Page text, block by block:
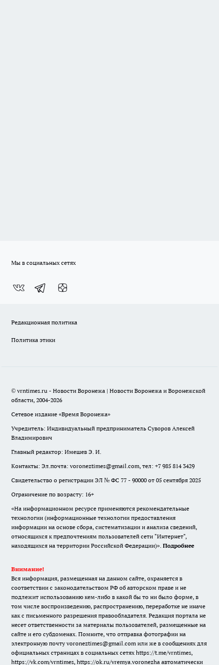
Мы в социальных сетях
Редакционная политика
Политика этики
© vrntimes.ru - Новости Воронежа | Новости Воронежа и Воронежской
области, 2004-2026
Сетевое издание «Время Воронежа»
Учредитель: Индивидуальный предприниматель Суворов Алексей
Владимирович
Главный редактор: Имешев Э. И.
Контакты: Эл.почта: voroneztimes@gmail.com, тел: +7 985 814 3429
Свидетельство о регистрации ЭЛ № ФС 77 - 90000 от 05 сентября 2025
Ограничение по возрасту: 16+
«На информационном ресурсе применяются рекомендательные
технологии (информационные технологии предоставления
информации на основе сбора, систематизации и анализа сведений,
относящихся к предпочтениям пользователей сети "Интернет",
находящихся на территории Российской Федерации)». Подробнее
Внимание!
Вся информация, размещенная на данном сайте, охраняется в
соответствии с законодательством РФ об авторском праве и не
подлежит использованию кем-либо в какой бы то ни было форме, в
том числе воспроизведению, распространению, переработке не иначе
как с письменного разрешения правообладателя. Редакция портала не
несет ответственности за материалы пользователей, размещенные на
сайте и его субдоменах. Помните, что отправка фотографии на
электронную почту voroneztimes@gmail.com или же в сообщениях для
официальных страницах в социальных сетях https://t.me/vrntimes,
https://vk.com/vrntimes, https://ok.ru/vremya.voronezha автоматически